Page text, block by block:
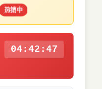
热销中
04:42:47